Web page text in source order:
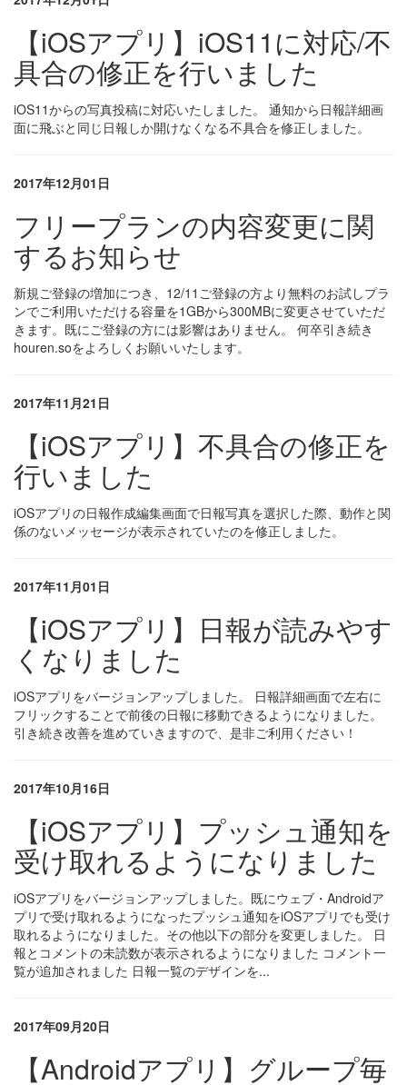
【iOSアプリ】iOS11に対応/不
具合の修正を行いました
iOS11からの写真投稿に対応いたしました。 通知から日報詳細画
面に飛ぶと同じ日報しか開けなくなる不具合を修正しました。
2017年12月01日
フリープランの内容変更に関
するお知らせ
新規ご登録の増加につき、12/11ご登録の方より無料のお試しプラ
ンでご利用いただける容量を1GBから300MBに変更させていただ
きます。既にご登録の方には影響はありません。 何卒引き続き
houren.soをよろしくお願いいたします。
2017年11月21日
【iOSアプリ】不具合の修正を
行いました
iOSアプリの日報作成編集画面で日報写真を選択した際、動作と関
係のないメッセージが表示されていたのを修正しました。
2017年11月01日
【iOSアプリ】日報が読みやす
くなりました
iOSアプリをバージョンアップしました。 日報詳細画面で左右に
フリックすることで前後の日報に移動できるようになりました。
引き続き改善を進めていきますので、是非ご利用ください！
2017年10月16日
【iOSアプリ】プッシュ通知を
受け取れるようになりました
iOSアプリをバージョンアップしました。既にウェブ・Androidア
プリで受け取れるようになったプッシュ通知をiOSアプリでも受け
取れるようになりました。その他以下の部分を変更しました。 日
報とコメントの未読数が表示されるようになりました コメント一
覧が追加されました 日報一覧のデザインを...
2017年09月20日
【Androidアプリ】グループ毎